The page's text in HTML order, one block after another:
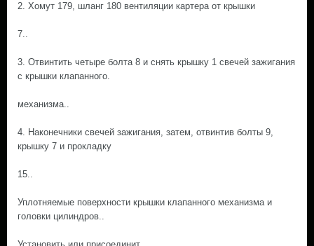
2. Хомут 179, шланг 180 вентиляции картера от крышки
7..
3. Отвинтить четыре болта 8 и снять крышку 1 свечей зажигания
с крышки клапанного.
механизма..
4. Наконечники свечей зажигания, затем, отвинтив болты 9,
крышку 7 и прокладку
15..
Уплотняемые поверхности крышки клапанного механизма и
головки цилиндров..